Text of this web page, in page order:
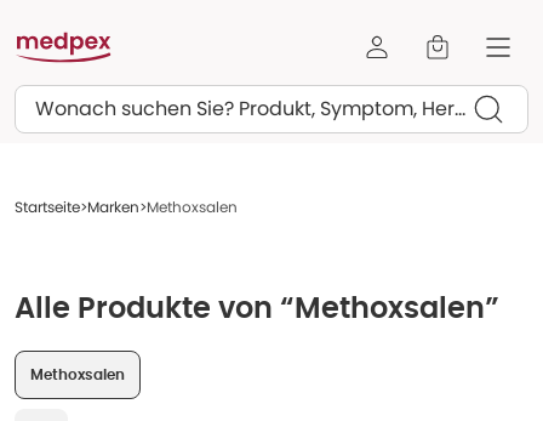
Suchen
Startseite Marken Methoxsalen
Alle Produkte von “Methoxsalen”
Methoxsalen